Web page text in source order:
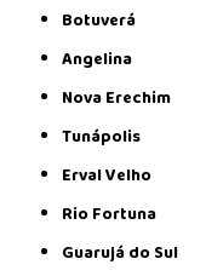
Botuverá
Angelina
Nova Erechim
Tunápolis
Erval Velho
Rio Fortuna
Guarujá do Sul